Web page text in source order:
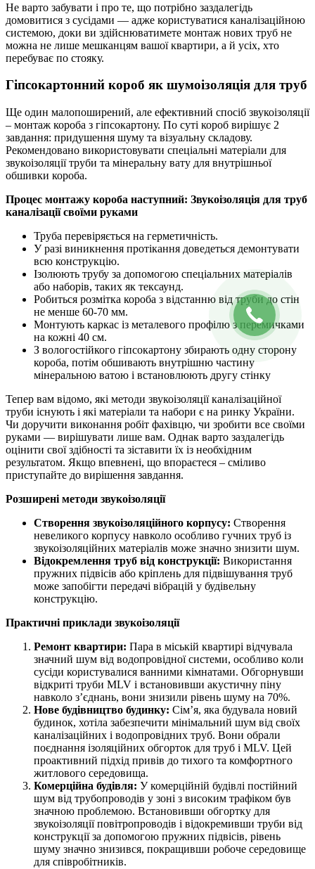
Не варто забувати і про те, що потрібно заздалегідь
домовитися з сусідами — адже користуватися каналізаційною
системою, доки ви здійснюватимете монтаж нових труб не
можна не лише мешканцям вашої квартири, а й усіх, хто
перебуває по стояку.
Гіпсокартонний короб як шумоізоляція для труб
Ще один малопоширений, але ефективний спосіб звукоізоляції
– монтаж короба з гіпсокартону. По суті короб вирішує 2
завдання: придушення шуму та візуальну складову.
Рекомендовано використовувати спеціальні матеріали для
звукоізоляції труби та мінеральну вату для внутрішньої
обшивки короба.
Процес монтажу короба наступний: Звукоізоляція для труб
каналізації своїми руками
Труба перевіряється на герметичність.
У разі виникнення протікання доведеться демонтувати
всю конструкцію.
Ізолюють трубу за допомогою спеціальних матеріалів
або наборів, таких як тексаунд.
Робиться розмітка короба з відстанню від труби до стін
не менше 60-70 мм.
Монтують каркас із металевого профілю з перемичками
на кожні 40 см.
З вологостійкого гіпсокартону збирають одну сторону
короба, потім обшивають внутрішню частину
мінеральною ватою і встановлюють другу стінку
Тепер вам відомо, які методи звукоізоляції каналізаційної
труби існують і які матеріали та набори є на ринку України.
Чи доручити виконання робіт фахівцю, чи зробити все своїми
руками — вирішувати лише вам. Однак варто заздалегідь
оцінити свої здібності та зіставити їх із необхідним
результатом. Якщо впевнені, що впораєтеся – сміливо
приступайте до вирішення завдання.
Розширені методи звукоізоляції
Створення звукоізоляційного корпусу: Створення
невеликого корпусу навколо особливо гучних труб із
звукоізоляційних матеріалів може значно знизити шум.
Відокремлення труб від конструкції: Використання
пружних підвісів або кріплень для підвішування труб
може запобігти передачі вібрацій у будівельну
конструкцію.
Практичні приклади звукоізоляції
Ремонт квартири: Пара в міській квартирі відчувала
значний шум від водопровідної системи, особливо коли
сусіди користувалися ванними кімнатами. Обгорнувши
відкриті труби MLV і встановивши акустичну піну
навколо з’єднань, вони знизили рівень шуму на 70%.
Нове будівництво будинку: Сім’я, яка будувала новий
будинок, хотіла забезпечити мінімальний шум від своїх
каналізаційних і водопровідних труб. Вони обрали
поєднання ізоляційних обгорток для труб і MLV. Цей
проактивний підхід привів до тихого та комфортного
житлового середовища.
Комерційна будівля: У комерційній будівлі постійний
шум від трубопроводів у зоні з високим трафіком був
значною проблемою. Встановивши обгортку для
звукоізоляції повітропроводів і відокремивши труби від
конструкції за допомогою пружних підвісів, рівень
шуму значно знизився, покращивши робоче середовище
для співробітників.